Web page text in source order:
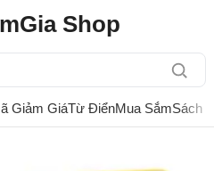
Shop
Giảm GiáTừ ĐiểnMua SắmSách